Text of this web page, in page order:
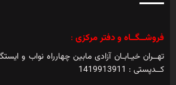
فروشــگــاه و دفتر مرکزی :
کــدپستی : 1419913911